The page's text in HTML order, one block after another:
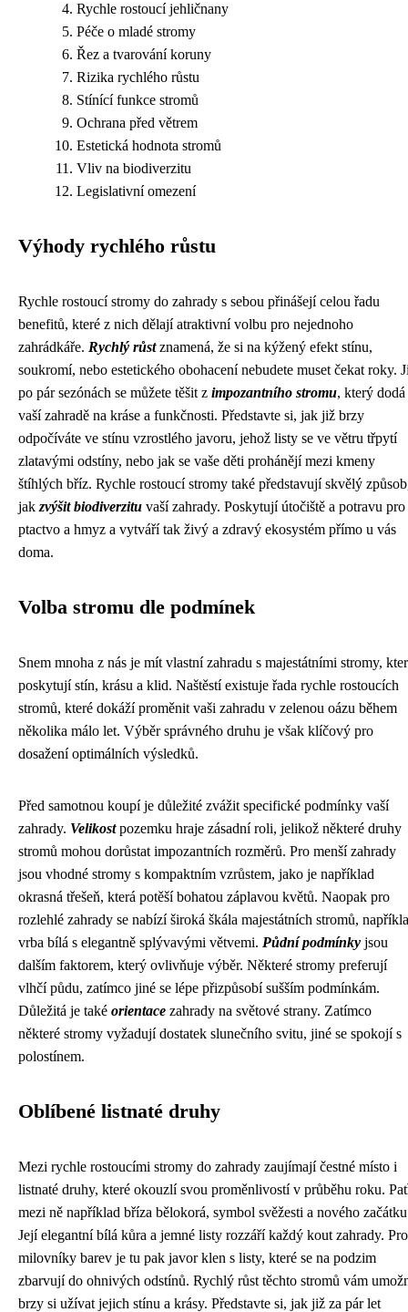
Rychle rostoucí jehličnany
Péče o mladé stromy
Řez a tvarování koruny
Rizika rychlého růstu
Stínící funkce stromů
Ochrana před větrem
Estetická hodnota stromů
Vliv na biodiverzitu
Legislativní omezení
Výhody rychlého růstu
Rychle rostoucí stromy do zahrady s sebou přinášejí celou řadu
benefitů, které z nich dělají atraktivní volbu pro nejednoho
zahrádkáře. Rychlý růstznamená, že si na kýžený efekt stínu,
soukromí, nebo estetického obohacení nebudete muset čekat roky.
po pár sezónách se můžete těšit z impozantního stromu, který dodá
vaší zahradě na kráse a funkčnosti. Představte si, jak již brzy
odpočíváte ve stínu vzrostlého javoru, jehož listy se ve větru třpytí
zlatavými odstíny, nebo jak se vaše děti prohánějí mezi kmeny
štíhlých bříz. Rychle rostoucí stromy také představují skvělý
jak zvýšit biodiverzitu vaší zahrady. Poskytují útočiště a potravu pro
ptactvo a hmyz a vytváří tak živý a zdravý ekosystém přímo u vás
doma.
Volba stromu dle podmínek
Snem mnoha z nás je mít vlastní zahradu s majestátními stromy,
poskytují stín, krásu a klid. Naštěstí existuje řada rychle rostoucích
stromů, které dokáží proměnit vaši zahradu v zelenou oázu během
několika málo let. Výběr správného druhu je však klíčový pro
dosažení optimálních výsledků.
Před samotnou koupí je důležité zvážit specifické podmínky vaší
zahrady. Velikostpozemku hraje zásadní roli, jelikož některé druhy
stromů mohou dorůstat impozantních rozměrů. Pro menší zahrady
jsou vhodné stromy s kompaktním vzrůstem, jako je například
okrasná třešeň, která potěší bohatou záplavou květů. Naopak pro
rozlehlé zahrady se nabízí široká škála majestátních stromů,
vrba bílá s elegantně splývavými větvemi. Půdní podmínky jsou
dalším faktorem, který ovlivňuje výběr. Některé stromy preferují
vlhčí půdu, zatímco jiné se lépe přizpůsobí sušším podmínkám.
Důležitá je také orientace zahrady na světové strany. Zatímco
některé stromy vyžadují dostatek slunečního svitu, jiné se spokojí s
polostínem.
Oblíbené listnaté druhy
Mezi rychle rostoucími stromy do zahrady zaujímají čestné místo i
listnaté druhy, které okouzlí svou proměnlivostí v průběhu roku.
mezi ně například bříza bělokorá, symbol svěžesti a nového
Její elegantní bílá kůra a jemné listy rozzáří každý kout zahrady. Pro
milovníky barev je tu pak javor klen s listy, které se na podzim
zbarvují do ohnivých odstínů. Rychlý růst těchto stromů vám
brzy si užívat jejich stínu a krásy. Představte si, jak již za pár let